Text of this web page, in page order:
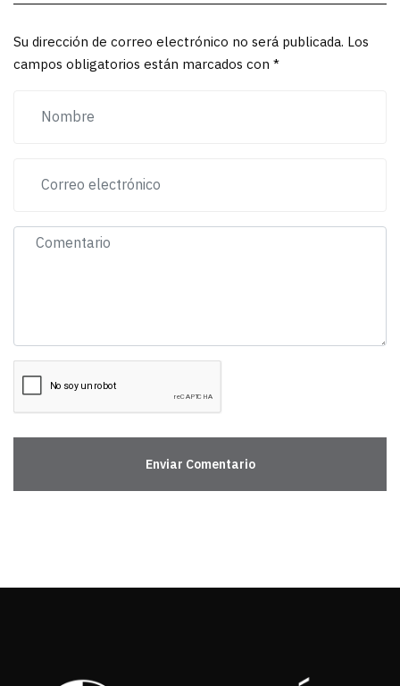
Su dirección de correo electrónico no será publicada. Los
campos obligatorios están marcados con *
Enviar Comentario